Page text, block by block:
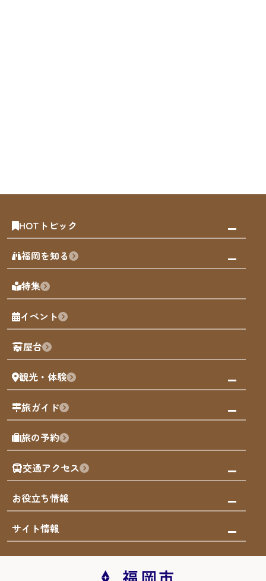
HOTトピック
みんなの旅行記
天神エリア
博多旧市街
福岡城
歴史・文化
福岡を知る
福岡の見どころ
福岡の魅力
観光カレンダー
観光PR動画
まち歩き
福岡グルメ
福岡を楽しむ
福岡のアート
福岡のナイトタイム
福岡の歴史・文化
サステナブルツーリズム
福岡検定
よかなび音声ガイド
特集
イベント
屋台
観光・体験
観る・遊ぶ
屋台
買う
体験
泊まる
旅ガイド
モデルコース
AIおまかせコース
オリジナルプラン
みんなの旅行記
旅の予約
交通アクセス
市内交通ガイド
お得なチケット
お役立ち情報
お知らせ
災害情報
サイト情報
まち歩き・体験プログラム掲載申込